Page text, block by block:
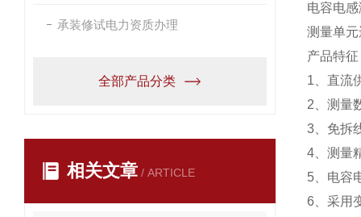
承装修试电力资质办理
全部产品分类
相关文章 / ARTICLE
电容电
测量单
产品特征
1、直流
2、测量
3、免拆
4、测量
5、电容
6、采用